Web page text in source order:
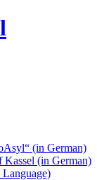
(in German)
(in German)